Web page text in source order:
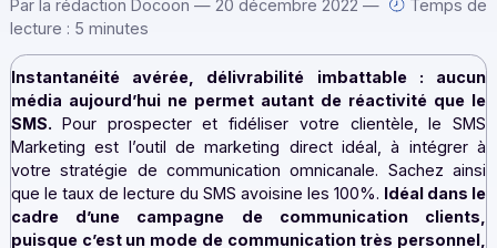
prospecter et fidéliser […]
Par la rédaction Docoon — 20 décembre 2022 —
lecture : 5 minutes
Instantanéité avérée, délivrabilité imbattable :
média aujourd’hui ne permet autant de réactivité
SMS.
Pour prospecter et fidéliser votre clientèle, le
Marketing est l’outil de marketing direct idéal, à
votre stratégie de communication omnicanale.